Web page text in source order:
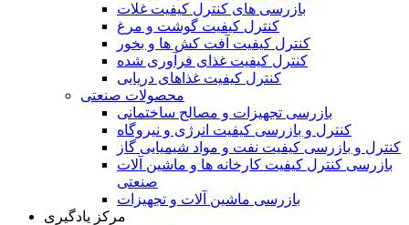
بازرسی های کنترل کیفیت غلات
کنترل کیفیت گوشت و مرغ
کنترل کیفیت آفت کش ها و بخور
کنترل کیفیت غذای فرآوری شده
کنترل کیفیت غذاهای دریایی
محصولات صنعتی
بازرسی تجهیزات و مصالح ساختمانی
کنترل و بازرسی کیفیت انرژی و نیروگاه
کنترل و بازرسی کیفیت نفت و مواد شیمیایی گاز
بازرسی کنترل کیفیت کارخانه ها و ماشین آلات
صنعتی
بازرسی ماشین آلات و تجهیزات
مرکز یادگیری